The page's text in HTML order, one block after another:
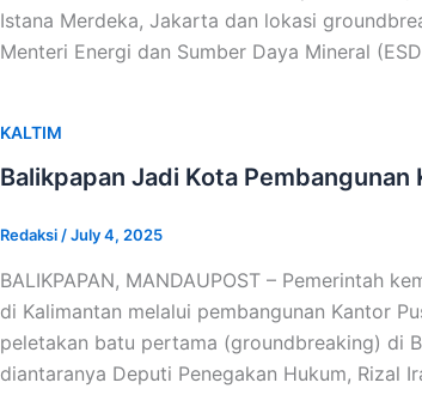
Istana Merdeka, Jakarta dan lokasi
Menteri Energi dan Sumber Daya Mineral
KALTIM
Balikpapan Jadi Kota
Redaksi/July 4, 2025
BALIKPAPAN, MANDAUPOST – Pemerintah
di Kalimantan melalui pembangunan Kantor
peletakan batu pertama (groundbreaking) di
diantaranya Deputi Penegakan Hukum, Rizal